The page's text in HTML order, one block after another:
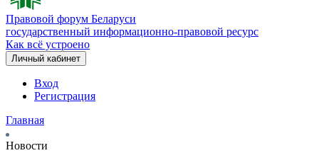
Правовой форум Беларуси
государственный информационно-правовой ресурс
Как всё устроено
Личный кабинет
Вход
Регистрация
Главная
Новости